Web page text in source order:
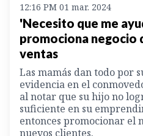
12:16 PM 01 mar. 2024
'Necesito que me
promociona negocio
ventas
Las mamás dan todo por
evidencia en el
al notar que su hijo no
suficiente en su
entonces promocionar el
nuevos clientes.